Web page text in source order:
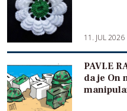
11. JUL 2026
PAVLE
da je On